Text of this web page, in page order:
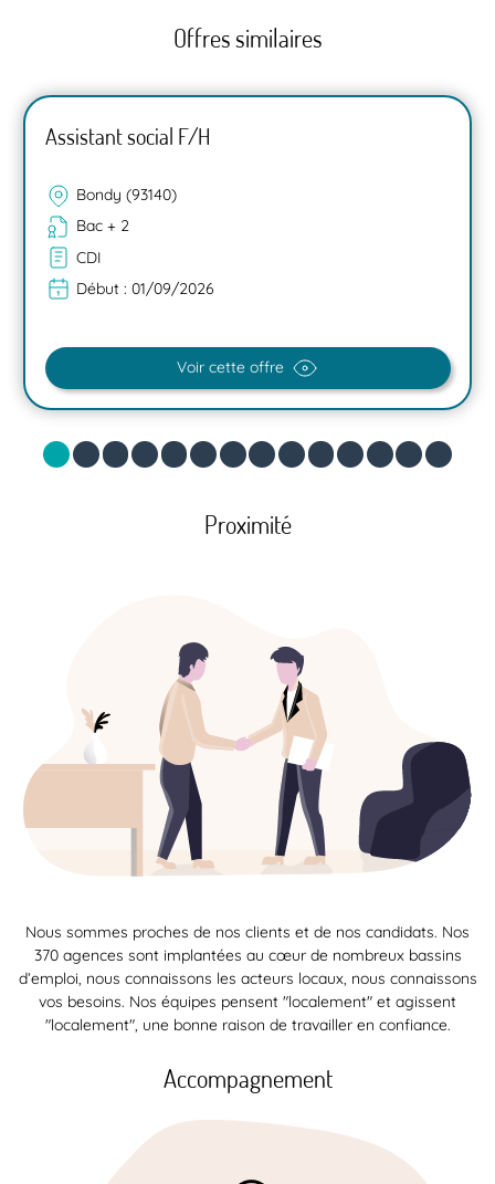
Offres similaires
Assistant social F/H
Bondy (93140)
Bac + 2
CDI
Début : 01/09/2026
Voir cette offre
Proximité
Nous sommes proches de nos clients et de nos candidats. Nos
370 agences sont implantées au cœur de nombreux bassins
d’emploi, nous connaissons les acteurs locaux, nous connaissons
vos besoins. Nos équipes pensent "localement" et agissent
"localement", une bonne raison de travailler en confiance.
Accompagnement